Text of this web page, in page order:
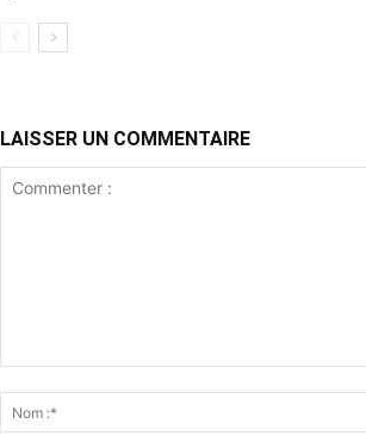
LAISSER UN COMMENTAIRE